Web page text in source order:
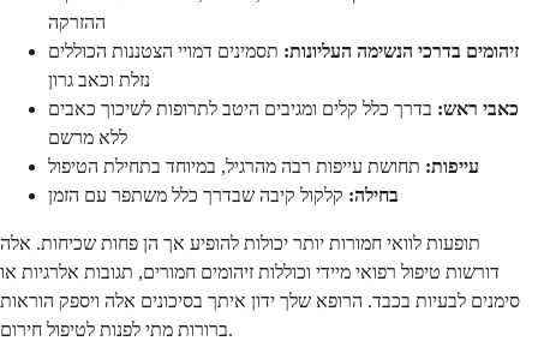
ההזרקה
זיהומים בדרכי הנשימה העליונות: תסמינים דמויי הצטננות הכוללים
נזלת וכאב גרון
כאבי ראש: בדרך כלל קלים ומגיבים היטב לתרופות לשיכוך כאבים
ללא מרשם
עייפות: תחושת עייפות רבה מהרגיל, במיוחד בתחילת הטיפול
בחילה: קלקול קיבה שבדרך כלל משתפר עם הזמן
תופעות לוואי חמורות יותר יכולות להופיע אך הן פחות שכיחות. אלה
דורשות טיפול רפואי מיידי וכוללות זיהומים חמורים, תגובות אלרגיות או
סימנים לבעיות בכבד. הרופא שלך ידון איתך בסיכונים אלה ויספק הוראות
ברורות מתי לפנות לטיפול חירום.